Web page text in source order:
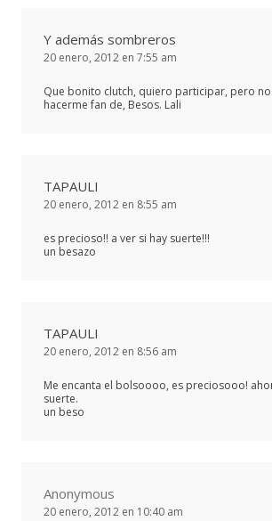
Y además sombreros
20 enero, 2012 en 7:55 am
Que bonito clutch, quiero participar, pero
hacerme fan de, Besos. Lali
TAPAULI
20 enero, 2012 en 8:55 am
es precioso!! a ver si hay suerte!!!
un besazo
TAPAULI
20 enero, 2012 en 8:56 am
Me encanta el bolsoooo, es preciosooo!
suerte.
un beso
Anonymous
20 enero, 2012 en 10:40 am